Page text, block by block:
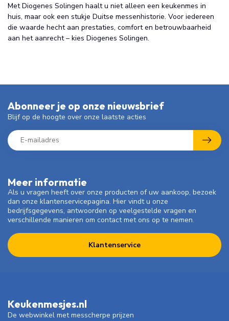
Met Diogenes Solingen haalt u niet alleen een keukenmes in
huis, maar ook een stukje Duitse messenhistorie. Voor iedereen
die waarde hecht aan prestaties, comfort en betrouwbaarheid
aan het aanrecht – kies Diogenes Solingen.
Meer informatie
Als u vragen heeft over onze producten of uw aankoop, bezoek
dan onze klantenservicepagina. Hier vindt u onze
bedrijfsgegevens, antwoorden op veelgestelde vragen en
verschillende manieren om contact met ons op te nemen.
Klantenservice
Abonneer je op onze nieuwsbrief
Blijf op de hoogte over onze laatste acties
Keukenmesjes.nl
De webwinkel met messcherpe prijzen